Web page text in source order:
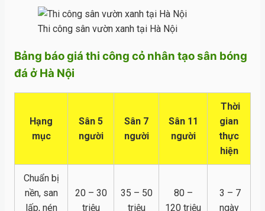
Thi công sân vườn xanh tại Hà Nội
Bảng báo giá thi công cỏ nhân tạo sân bóng
đá ở Hà Nội
Hạng
mục
Sân 5
người
Sân 7
người
Sân 11
người
Thời
gian
thực
hiện
Chuẩn bị
nền, san
lấp, nén
20 – 30
triệu
35 – 50
triệu
80 –
120 triệu
3 – 7
ngày